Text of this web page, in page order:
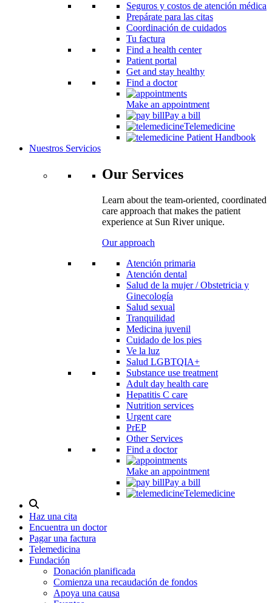
Seguros y costos de atención médica
Prepárate para las citas
Coordinación de cuidados
Tu factura
Find a health center
Patient portal
Get and stay healthy
Find a doctor
Make an appointment
Pay a bill
Telemedicine
Patient Handbook
Nuestros Servicios
Our Services
Learn about the team-oriented, coordinated
care approach that makes the patient
experience at Sun River unique.
Our approach
Atención primaria
Atención dental
Salud de la mujer / Obstetricia y
Ginecología
Salud sexual
Tranquilidad
Medicina juvenil
Cuidado de los pies
Ve la luz
Salud LGBTQIA+
Substance use treatment
Adult day health care
Hepatitis C care
Nutrition services
Urgent care
PrEP
Other Services
Find a doctor
Make an appointment
Pay a bill
Telemedicine
Alternar
modal
de
búsqueda
Haz una cita
Encuentra un doctor
Pagar una factura
Telemedicina
Fundación
Donación planificada
Comienza una recaudación de fondos
Apoya una causa